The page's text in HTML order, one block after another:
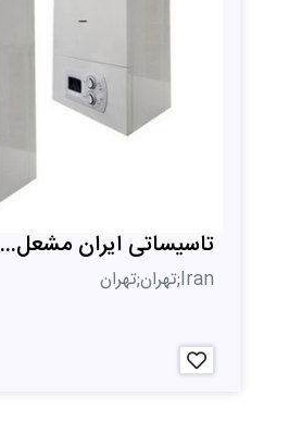
تاسیساتی ایران مشعل...
Iran;تهران;تهران